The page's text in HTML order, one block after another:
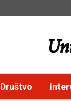
Društvo